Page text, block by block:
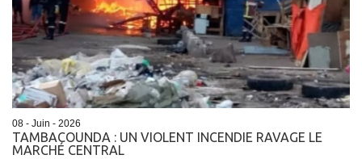
08 - Juin - 2026
TAMBACOUNDA : UN VIOLENT INCENDIE RAVAGE LE
MARCHÉ CENTRAL